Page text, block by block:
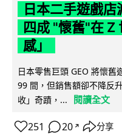
日本二手遊戲
四成 "懷舊"在 Z
感」
日本零售巨頭 GEO 將懷
99 間，但銷售額卻不降反
收」奇蹟，...
閱讀全文
251 20 ↗ 分享